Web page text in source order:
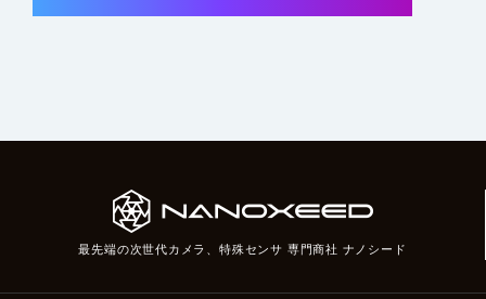
最先端の次世代カメラ、特殊センサ 専門商社 ナノシード